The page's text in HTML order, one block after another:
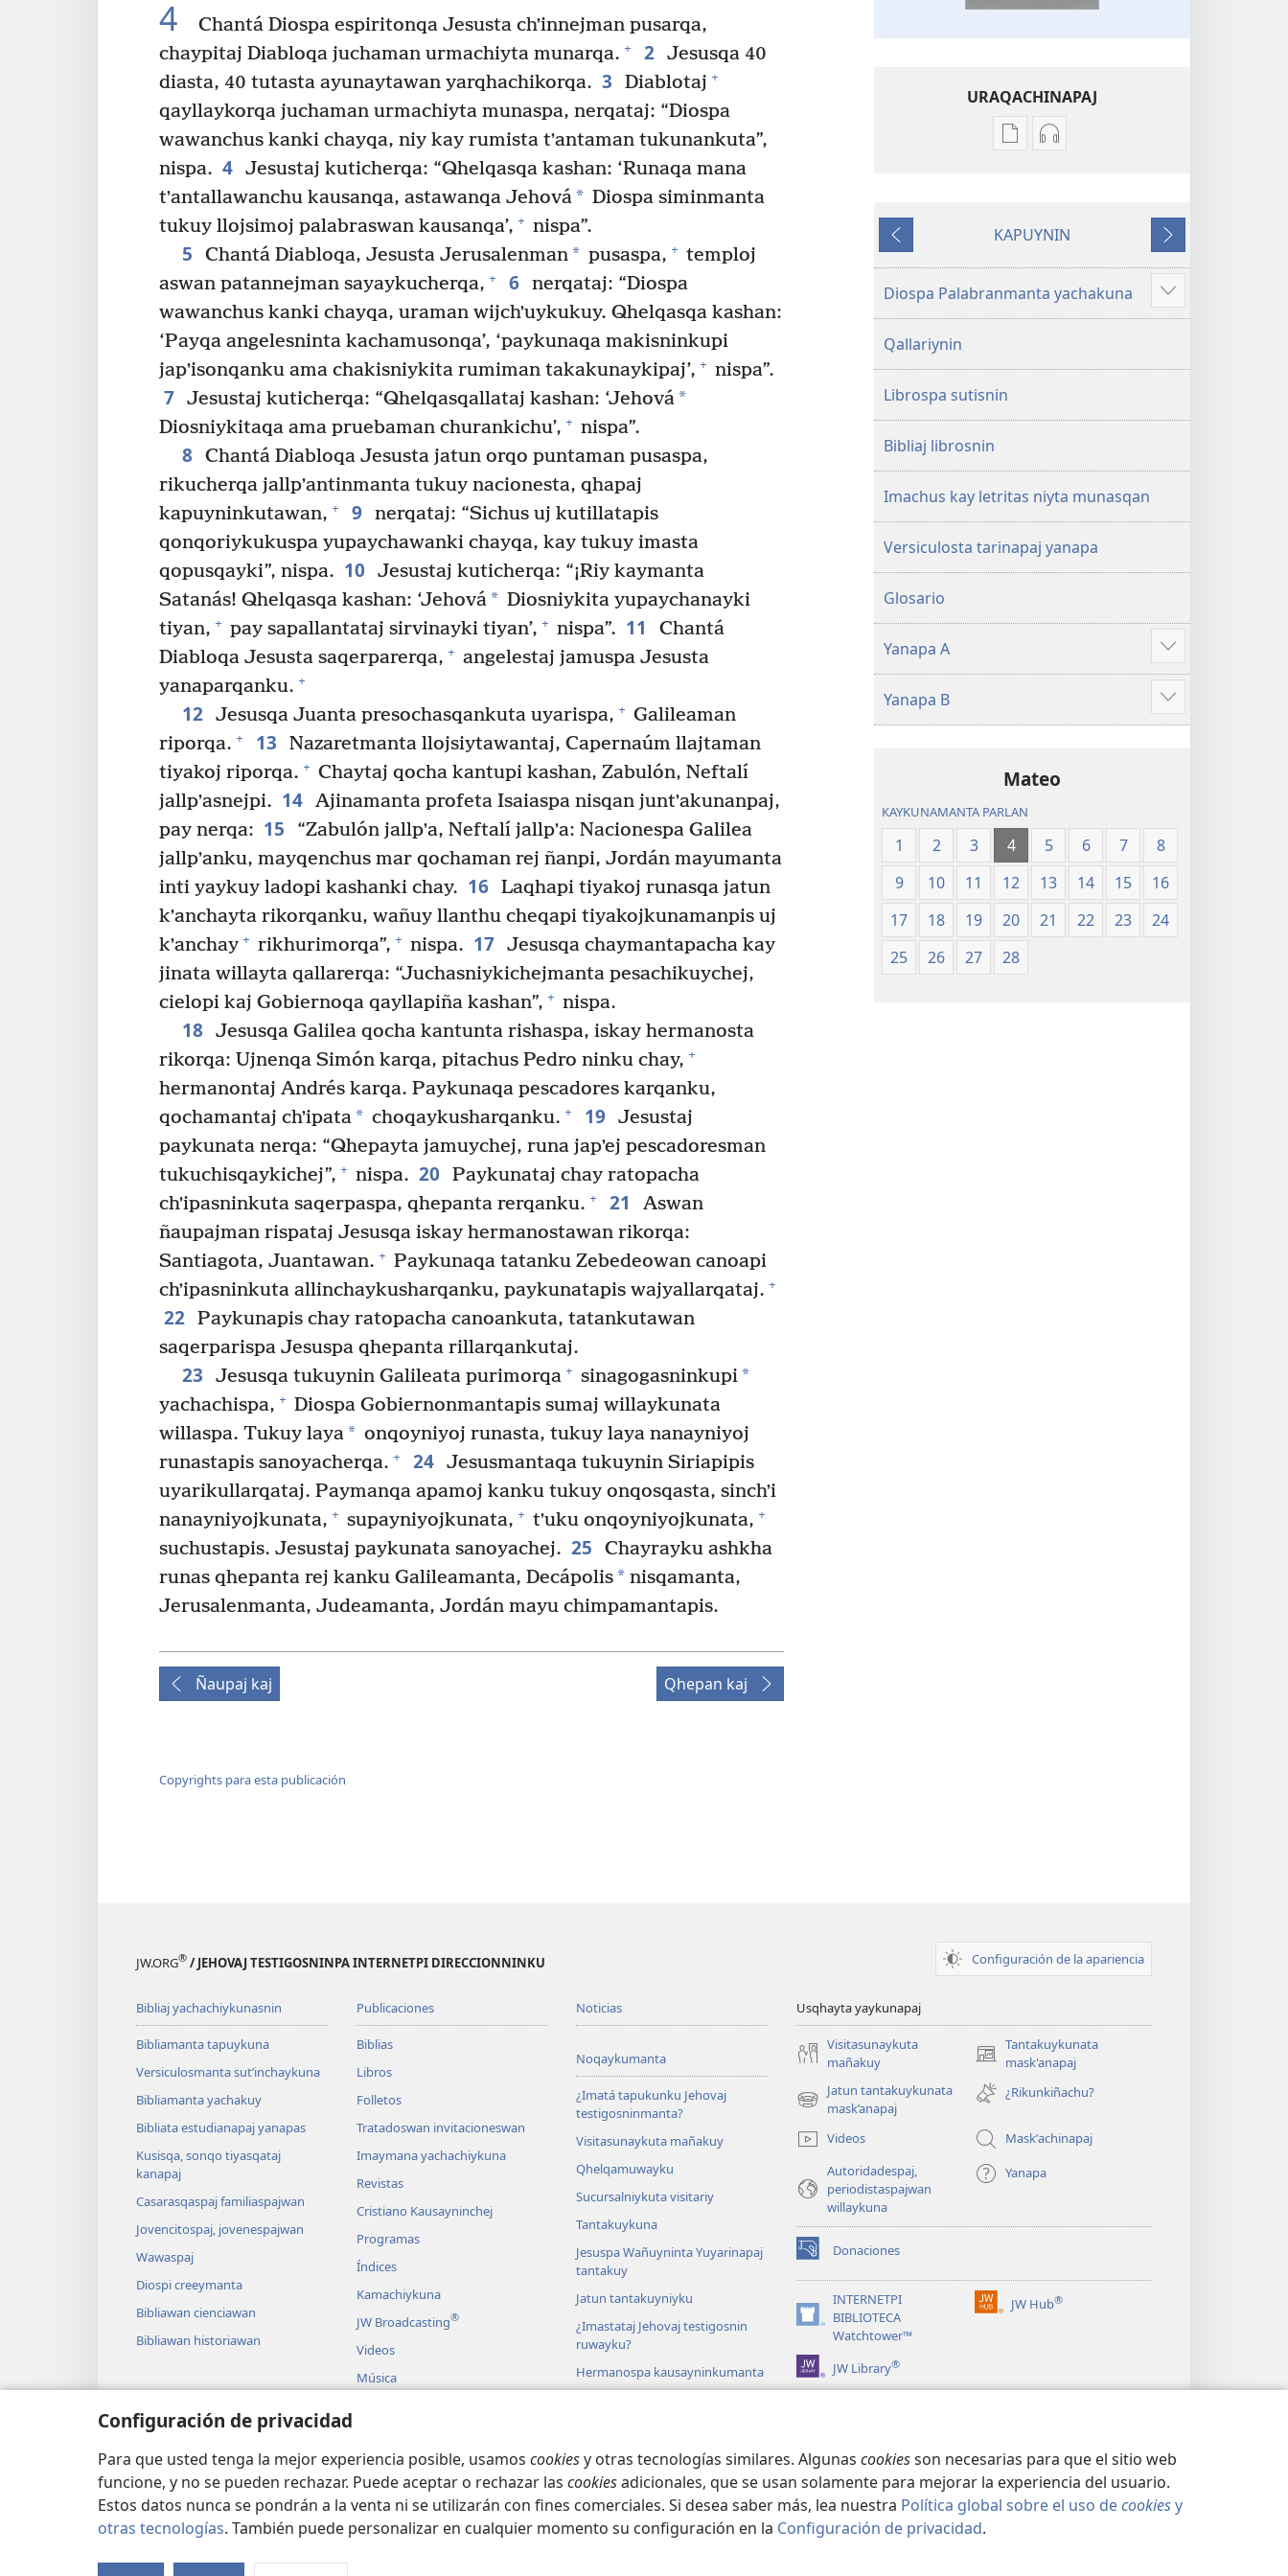
Configuración de privacidad
Para que usted tenga la mejor experiencia posible, usamos cookiesy otras tecnologías similares. Algunas cookiesson necesarias para que el sitio web
funcione, y no se pueden rechazar. Puede aceptar o rechazar las cookiesadicionales, que se usan solamente para mejorar la experiencia del usuario.
Estos datos nunca se pondrán a la venta ni se utilizarán con fines comerciales. Si desea saber más, lea nuestra Política global sobre el uso decookiesy
otras tecnologías. También puede personalizar en cualquier momento su configuración en la Configuración de privacidad.
4
Chantá Diospa espiritonqa Jesusta chʼinnejman pusarqa,
chaypitaj Diabloqa juchaman urmachiyta munarqa. + 2 Jesusqa 40
diasta, 40 tutasta ayunaytawan yarqhachikorqa. 3 Diablotaj +
qayllaykorqa juchaman urmachiyta munaspa, nerqataj: “Diospa
wawanchus kanki chayqa, niy kay rumista tʼantaman tukunankuta”,
nispa. 4 Jesustaj kuticherqa: “Qhelqasqa kashan: ‘Runaqa mana
tʼantallawanchu kausanqa, astawanqa Jehová* Diospa siminmanta
tukuy llojsimoj palabraswan kausanqa’, + nispa”.
5 Chantá Diabloqa, Jesusta Jerusalenman* pusaspa, + temploj
aswan patannejman sayaykucherqa, + 6 nerqataj: “Diospa
wawanchus kanki chayqa, uraman wijchʼuykukuy. Qhelqasqa kashan:
‘Payqa angelesninta kachamusonqa’, ‘paykunaqa makisninkupi
japʼisonqanku ama chakisniykita rumiman takakunaykipaj’, + nispa”.
7 Jesustaj kuticherqa: “Qhelqasqallataj kashan: ‘Jehová*
Diosniykitaqa ama pruebaman churankichu’, + nispa”.
8 Chantá Diabloqa Jesusta jatun orqo puntaman pusaspa,
rikucherqa jallpʼantinmanta tukuy nacionesta, qhapaj
kapuyninkutawan, + 9 nerqataj: “Sichus uj kutillatapis
qonqoriykukuspa yupaychawanki chayqa, kay tukuy imasta
qopusqayki”, nispa. 10 Jesustaj kuticherqa: “¡Riy kaymanta
Satanás! Qhelqasqa kashan: ‘Jehová* Diosniykita yupaychanayki
tiyan, + pay sapallantataj sirvinayki tiyan’, + nispa”. 11
Chantá
Diabloqa Jesusta saqerparerqa, + angelestaj jamuspa Jesusta
yanaparqanku. +
12 Jesusqa Juanta presochasqankuta uyarispa, + Galileaman
riporqa. + 13
Nazaretmanta llojsiytawantaj, Capernaúm llajtaman
tiyakoj riporqa. + Chaytaj qocha kantupi kashan, Zabulón, Neftalí
jallpʼasnejpi. 14 Ajinamanta profeta Isaiaspa nisqan juntʼakunanpaj,
pay nerqa: 15
“Zabulón jallpʼa, Neftalí jallpʼa: Nacionespa Galilea
jallpʼanku, mayqenchus mar qochaman rej ñanpi, Jordán mayumanta
inti yaykuy ladopi kashanki chay. 16 Laqhapi tiyakoj runasqa jatun
kʼanchayta rikorqanku, wañuy llanthu cheqapi tiyakojkunamanpis uj
kʼanchay + rikhurimorqa”, + nispa. 17 Jesusqa chaymantapacha kay
jinata willayta qallarerqa: “Juchasniykichejmanta pesachikuychej,
cielopi kaj Gobiernoqa qayllapiña kashan”, + nispa.
18 Jesusqa Galilea qocha kantunta rishaspa, iskay hermanosta
rikorqa: Ujnenqa Simón karqa, pitachus Pedro ninku chay, +
hermanontaj Andrés karqa. Paykunaqa pescadores karqanku,
qochamantaj chʼipata* choqaykusharqanku. + 19 Jesustaj
paykunata nerqa: “Qhepayta jamuychej, runa japʼej pescadoresman
tukuchisqaykichej”, + nispa. 20 Paykunataj chay ratopacha
chʼipasninkuta saqerpaspa, qhepanta rerqanku. + 21
Aswan
ñaupajman rispataj Jesusqa iskay hermanostawan rikorqa:
Santiagota, Juantawan. + Paykunaqa tatanku Zebedeowan canoapi
chʼipasninkuta allinchaykusharqanku, paykunatapis wajyallarqataj. +
22 Paykunapis chay ratopacha canoankuta, tatankutawan
saqerparispa Jesuspa qhepanta rillarqankutaj.
23 Jesusqa tukuynin Galileata purimorqa + sinagogasninkupi*
yachachispa, + Diospa Gobiernonmantapis sumaj willaykunata
willaspa. Tukuy laya* onqoyniyoj runasta, tukuy laya nanayniyoj
runastapis sanoyacherqa. + 24 Jesusmantaqa tukuynin Siriapipis
uyarikullarqataj. Paymanqa apamoj kanku tukuy onqosqasta, sinchʼi
nanayniyojkunata, + supayniyojkunata, + tʼuku onqoyniyojkunata, +
suchustapis. Jesustaj paykunata sanoyachej. 25
Chayrayku ashkha
runas qhepanta rej kanku Galileamanta, Decápolis* nisqamanta,
Jerusalenmanta, Judeamanta, Jordán mayu chimpamantapis.
Ñaupaj kaj Qhepan kaj
Copyrights para esta publicación
URAQACHINAPAJ
Publicacionta
Palabran
Grabasqata
Palabran
Ñaupaj
kaj
KAPUYNIN
Qhepan
kaj
Diospa Palabranmanta yachakuna
Show
more
Qallariynin
Librospa sutisnin
Bibliaj librosnin
Imachus kay letritas niyta munasqan
Versiculosta tarinapaj yanapa
Glosario
Yanapa A
Show
more
Yanapa B
Show
more
Mateo
KAYKUNAMANTA PARLAN
1 2 3 4 5 6 7
8
9
10 11 12 13 14 15
16
17
18 19 20 21 22 23
24
25
26 27 28
JW.ORG® / JEHOVAJ TESTIGOSNINPA INTERNETPI DIRECCIONNINKU Configuración de la apariencia
Bibliaj yachachiykunasnin
Bibliamanta tapuykuna
Versiculosmanta sutʼinchaykuna
Bibliamanta yachakuy
Bibliata estudianapaj yanapas
Kusisqa, sonqo tiyasqataj
kanapaj
Casarasqaspaj familiaspajwan
Jovencitospaj, jovenespajwan
Wawaspaj
Diospi creeymanta
Bibliawan cienciawan
Bibliawan historiawan
Publicaciones
Biblias
Libros
Folletos
Tratadoswan invitacioneswan
Imaymana yachachiykuna
Revistas
Cristiano Kausayninchej
Programas
Índices
Kamachiykuna
JW Broadcasting®
Videos
Música
actuaciones
Noticias
Noqaykumanta
¿Imatá tapukunku Jehovaj
testigosninmanta?
Visitasunaykuta mañakuy
Qhelqamuwayku
Sucursalniykuta visitariy
Tantakuykuna
Jesuspa Wañuyninta Yuyarinapaj
tantakuy
Jatun tantakuyniyku
¿Imastataj Jehovaj testigosnin
ruwayku?
Hermanospa kausayninkumanta
Usqhayta yaykunapaj
Visitasunaykuta
mañakuy
Tantakuykunata
mask'anapaj
(opens
new
window)
Jatun tantakuykunata
mask’anapaj
(opens
window)
¿Rikunkiñachu?
Videos
Maskʼachinapaj
Autoridadespaj,
periodistaspajwan
willaykuna
Yanapa
Donaciones
(opens
new
window)INTERNETPI
BIBLIOTECA
Watchtower™
(opens
window)
JW Hub®
(opens
JW Library®
Copyright© 2026 Watch Tower Bible and Tract Society of Pennsylvania. CONDICIONES DE USO|POLÍTICA DE PRIVACIDAD| CONFIGURACIÓN DE PRIVACIDAD